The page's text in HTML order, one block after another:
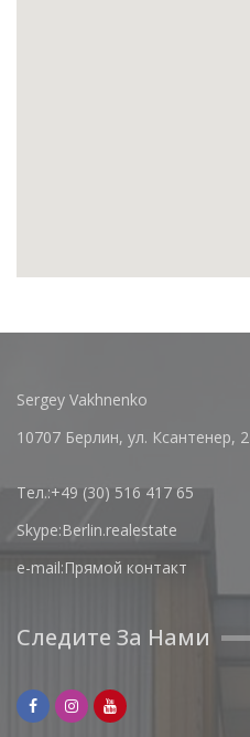
Sergey Vakhnenko
10707 Берлин, ул. Ксантенер, 2
Тел.:+49 (30) 516 417 65
Skype:Berlin.realestate
e-mail:Прямой контакт
Следите За Нами